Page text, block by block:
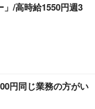
/高時給1550円週3
円同じ業務の方がい